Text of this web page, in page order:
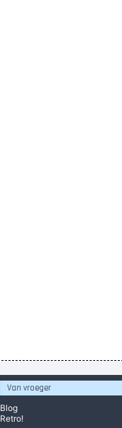
Van vroeger
Blog
Retro!